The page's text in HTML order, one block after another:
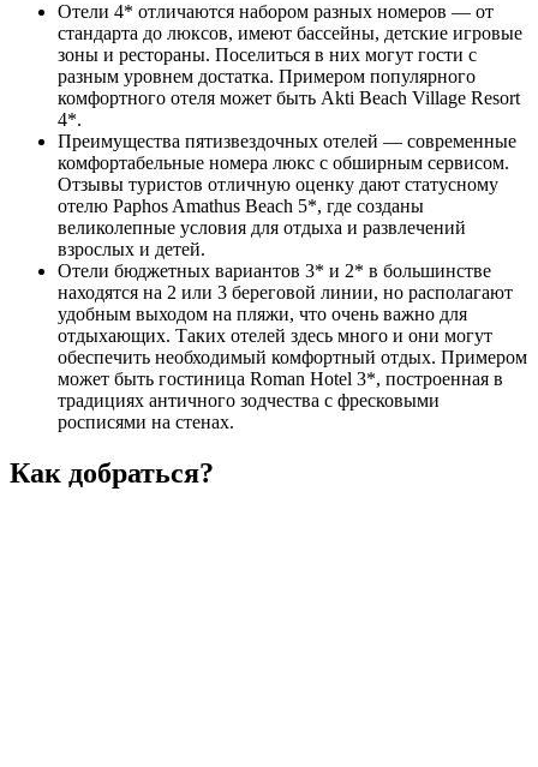
Отели 4* отличаются набором разных номеров — от
стандарта до люксов, имеют бассейны, детские игровые
зоны и рестораны. Поселиться в них могут гости с
разным уровнем достатка. Примером популярного
комфортного отеля может быть Akti Beach Village Resort
4*.
Преимущества пятизвездочных отелей — современные
комфортабельные номера люкс с обширным сервисом.
Отзывы туристов отличную оценку дают статусному
отелю Paphos Amathus Beach 5*, где созданы
великолепные условия для отдыха и развлечений
взрослых и детей.
Отели бюджетных вариантов 3* и 2* в большинстве
находятся на 2 или 3 береговой линии, но располагают
удобным выходом на пляжи, что очень важно для
отдыхающих. Таких отелей здесь много и они могут
обеспечить необходимый комфортный отдых. Примером
может быть гостиница Roman Hotel 3*, построенная в
традициях античного зодчества с фресковыми
росписями на стенах.
Как добраться?